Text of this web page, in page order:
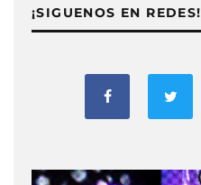
¡SIGUENOS EN REDES!